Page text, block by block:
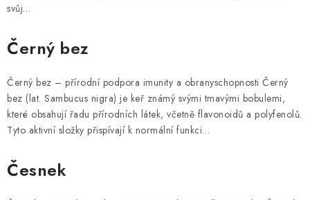
svůj…
Černý bez
Černý bez – přírodní podpora imunity a obranyschopnosti Černý
bez (lat. Sambucus nigra) je keř známý svými tmavými bobulemi,
které obsahují řadu přírodních látek, včetně flavonoidů a polyfenolů.
Tyto aktivní složky přispívají k normální funkci…
Česnek